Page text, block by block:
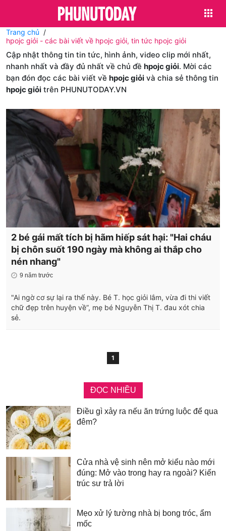
Trang chủ
hpojc giỏi - các bài viết về hpojc giỏi, tin tức hpojc giỏi
Cập nhật thông tin tin tức, hình ảnh, video clip mới nhất,
nhanh nhất và đầy đủ nhất về chủ đề hpojc giỏi. Mời các
bạn đón đọc các bài viết về hpojc giỏi và chia sẻ thông tin
hpojc giỏi trên PHUNUTODAY.VN
2 bé gái mất tích bị hãm hiếp sát hại: "Hai cháu
bị chôn suốt 190 ngày mà không ai thắp cho
nén nhang"
9 năm trước
"Ai ngờ cơ sự lại ra thế này. Bé T. học giỏi lắm, vừa đi thi viết
chữ đẹp trên huyện về”, mẹ bé Nguyễn Thị T. đau xót chia
sẻ.
1
ĐỌC NHIỀU
Điều gì xảy ra nếu ăn trứng luộc để qua
đêm?
Cửa nhà vệ sinh nên mở kiểu nào mới
đúng: Mở vào trong hay ra ngoài? Kiến
trúc sư trả lời
Mẹo xử lý tường nhà bị bong tróc, ẩm
mốc